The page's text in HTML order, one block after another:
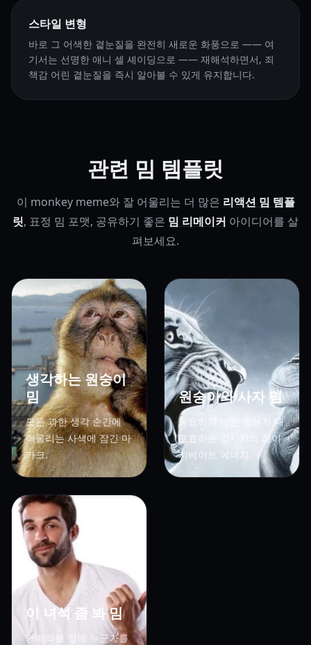
스타일 변형
바로 그 어색한 곁눈질을 완전히 새로운 화풍으로 —— 여
기서는 선명한 애니 셀 셰이딩으로 —— 재해석하면서, 죄
책감 어린 곁눈질을 즉시 알아볼 수 있게 유지합니다.
관련 밈 템플릿
이 monkey meme와 잘 어울리는 더 많은 리액션 밈 템플
릿, 표정 밈 포맷, 공유하기 좋은 밈 리메이커 아이디어를 살
펴보세요.
생각하는 원숭이
밈
모든 과한 생각 순간에
어울리는 사색에 잠긴 마
카크.
원숭이와 사자 밈
동요하지 않는 침팬지 대
포효하는 암사자의 레이
지베이트 에너지.
이 녀석 좀 봐 밈
카메라를 향해 누군가를